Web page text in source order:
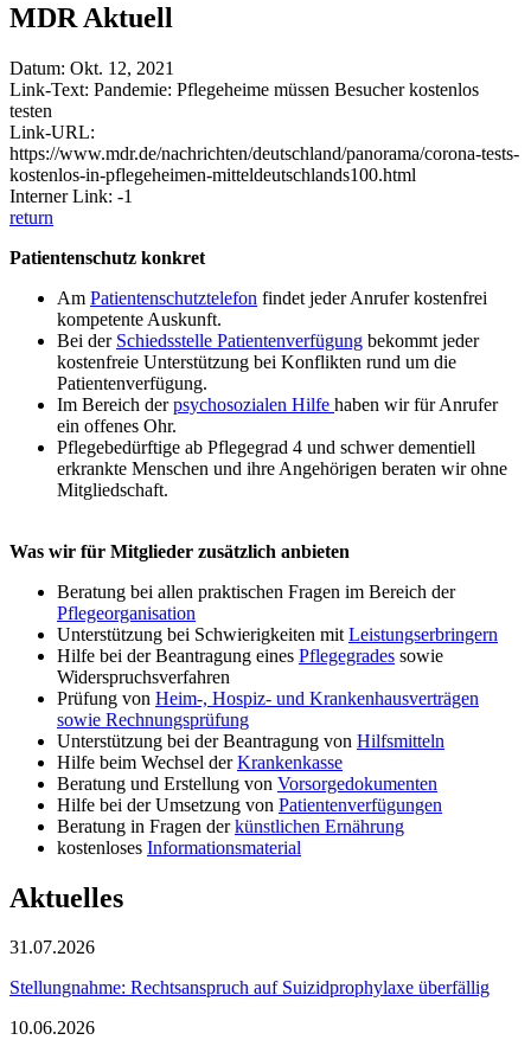
MDR Aktuell
Datum: Okt. 12, 2021
Link-Text: Pandemie: Pflegeheime müssen Besucher kostenlos
testen
Link-URL:
https://www.mdr.de/nachrichten/deutschland/panorama/corona-tests-
kostenlos-in-pflegeheimen-mitteldeutschlands100.html
Interner Link: -1
return
Patientenschutz konkret
Am Patientenschutztelefon findet jeder Anrufer kostenfrei
kompetente Auskunft.
Bei der Schiedsstelle Patientenverfügung bekommt jeder
kostenfreie Unterstützung bei Konflikten rund um die
Patientenverfügung.
Im Bereich derpsychosozialen Hilfe haben wir für Anrufer
ein offenes Ohr.
Pflegebedürftige ab Pflegegrad 4 und schwer dementiell
erkrankte Menschen und ihre Angehörigen beraten wir ohne
Mitgliedschaft.
Was wir für Mitglieder zusätzlich anbieten
Beratung bei allen praktischen Fragen im Bereich der
Pflegeorganisation
Unterstützung bei Schwierigkeiten mit Leistungserbringern
Hilfe bei der Beantragung eines Pflegegrades sowie
Widerspruchsverfahren
Prüfung von Heim-, Hospiz- und Krankenhausverträgen
sowie Rechnungsprüfung
Unterstützung bei der Beantragung von Hilfsmitteln
Hilfe beim Wechsel derKrankenkasse
Beratung und Erstellung von Vorsorgedokumenten
Hilfe bei der Umsetzung von Patientenverfügungen
Beratung in Fragen derkünstlichen Ernährung
kostenloses Informationsmaterial
Aktuelles
31.07.2026
Stellungnahme: Rechtsanspruch auf Suizidprophylaxe überfällig
10.06.2026